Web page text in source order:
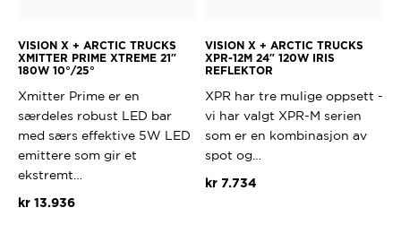
VISION X + ARCTIC TRUCKS
XMITTER PRIME XTREME 21″
180W 10°/25°
Xmitter Prime er en
særdeles robust LED bar
med særs effektive 5W LED
emittere som gir et
ekstremt…
kr13.936
VISION X + ARCTIC TRUCKS
XPR-12M 24″ 120W IRIS
REFLEKTOR
XPR har tre mulige oppsett -
vi har valgt XPR-M serien
som er en kombinasjon av
spot og…
kr 7.734